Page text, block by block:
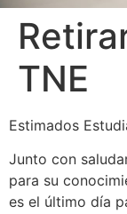
TNE
Estimados
Junto con
para su
es el último día